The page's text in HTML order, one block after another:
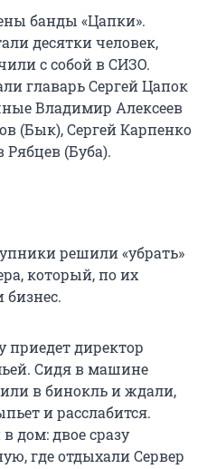
банды «Цапки».
десятки человек,
с собой в СИЗО.
главарь Сергей Цапок
Владимир Алексеев
(Бык), Сергей Карпенко
(Буба).
решили «убрать»
который, по их
приедет директор
Сидя в машине
в бинокль и ждали,
и расслабится.
дом: двое сразу
где отдыхали Сервер